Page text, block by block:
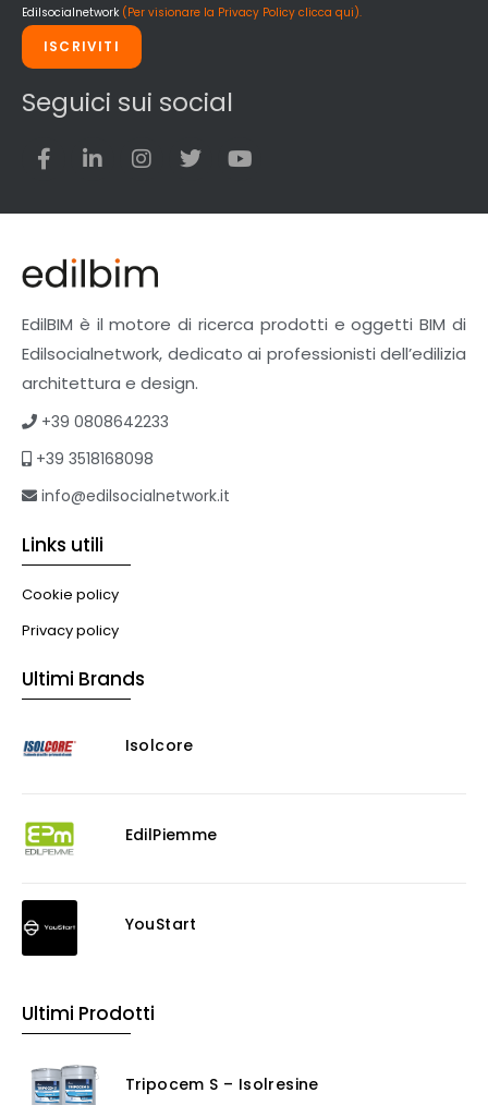
Edilsocialnetwork (Per visionare la Privacy Policy clicca qui).
ISCRIVITI
Seguici sui social
EdilBIM è il motore di ricerca prodotti e oggetti BIM di
Edilsocialnetwork, dedicato ai professionisti dell’edilizia
architettura e design.
+39 0808642233
+39 3518168098
info@edilsocialnetwork.it
Links utili
Cookie policy
Privacy policy
Ultimi Brands
Isolcore
EdilPiemme
YouStart
Ultimi Prodotti
Tripocem S – Isolresine